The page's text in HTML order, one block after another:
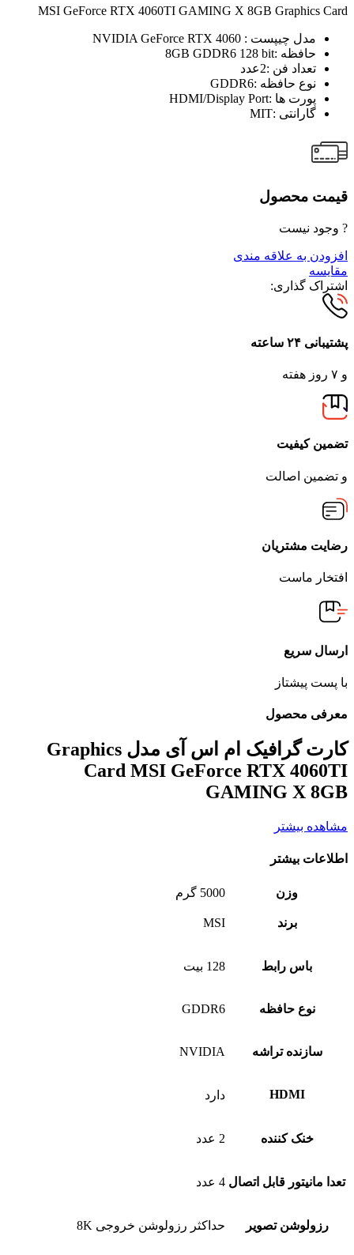
MSI GeForce RTX 4060TI GAMING X 8GB Graphics Card
مدل چیپست : NVIDIA GeForce RTX 4060
حافظه :8GB GDDR6 128 bit
تعداد فن :2عدد
نوع حافظه :GDDR6
پورت ها :HDMI/Display Port
گارانتی :MIT
قیمت محصول
? وجود نیست
افزودن به علاقه مندی
مقایسه
اشتراک گذاری:
پشتیبانی ۲۴ ساعته
و ۷ روز هفته
تضمین کیفیت
و تضمین اصالت
رضایت مشتریان
افتخار ماست
ارسال سریع
با پست پیشتاز
معرفی محصول
کارت گرافیک ام اس آی مدل Graphics
Card MSI GeForce RTX 4060TI
GAMING X 8GB
مشاهده بیشتر
اطلاعات بیشتر
وزن 5000 گرم
برند MSI
باس رابط 128 بیت
نوع حافظه GDDR6
سازنده تراشه NVIDIA
HDMI دارد
خنک کننده 2 عدد
تعدا مانیتور قابل اتصال 4 عدد
رزولوشن تصویر حداکثر رزولوشن خروجی 8K